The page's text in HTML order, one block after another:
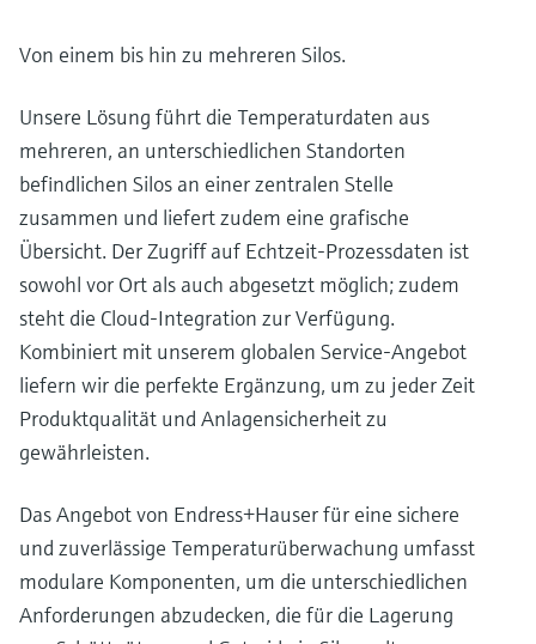
Von einem bis hin zu mehreren Silos.
Unsere Lösung führt die Temperaturdaten aus
mehreren, an unterschiedlichen Standorten
befindlichen Silos an einer zentralen Stelle
zusammen und liefert zudem eine grafische
Übersicht. Der Zugriff auf Echtzeit-Prozessdaten ist
sowohl vor Ort als auch abgesetzt möglich; zudem
steht die Cloud-Integration zur Verfügung.
Kombiniert mit unserem globalen Service-Angebot
liefern wir die perfekte Ergänzung, um zu jeder Zeit
Produktqualität und Anlagensicherheit zu
gewährleisten.
Das Angebot von Endress+Hauser für eine sichere
und zuverlässige Temperaturüberwachung umfasst
modulare Komponenten, um die unterschiedlichen
Anforderungen abzudecken, die für die Lagerung